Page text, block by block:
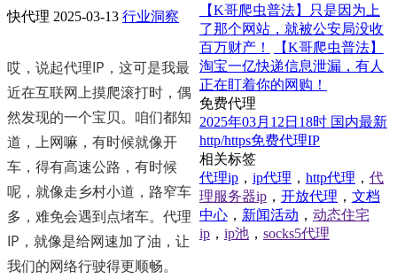
快代理 2025-03-13 行业洞察
哎，说起代理IP，这可是我最
近在互联网上摸爬滚打时，偶
然发现的一个宝贝。咱们都知
道，上网嘛，有时候就像开
车，得有高速公路，有时候
呢，就像走乡村小道，路窄车
多，难免会遇到点堵车。代理
IP，就像是给网速加了油，让
我们的网络行驶得更顺畅。
【K哥爬虫普法】只是因为上
了那个网站，就被公安局没收
百万财产！
【K哥爬虫普法】
淘宝一亿快递信息泄漏，有人
正在盯着你的网购！
免费代理
2025年03月12日18时 国内最新
http/https免费代理IP
相关标签
代理ip， ip代理 ， http代理 ， 代
理服务器ip， 开放代理 ， 文档
中心， 新闻活动 ， 动态住宅
ip， ip池， socks5代理